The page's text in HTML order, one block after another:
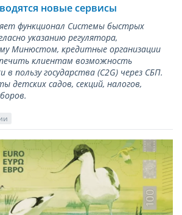
новые сервисы
функционал Системы быстрых
указанию регулятора,
Минюстом, кредитные организации
клиентам возможность
пользу государства (С2G) через СБП.
детских садов, секций, налогов,